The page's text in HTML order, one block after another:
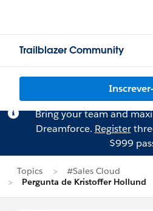
Trailblazer Community
Bring your team and
Dreamforce. Register
$999
Topics
#Sales Cloud
Pergunta de Kristoffer Hollund